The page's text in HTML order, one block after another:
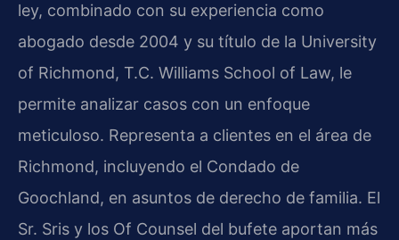
ley, combinado con su experiencia como
abogado desde 2004 y su título de la University
of Richmond, T.C. Williams School of Law, le
permite analizar casos con un enfoque
meticuloso. Representa a clientes en el área de
Richmond, incluyendo el Condado de
Goochland, en asuntos de derecho de familia. El
Sr. Sris y los Of Counsel del bufete aportan más